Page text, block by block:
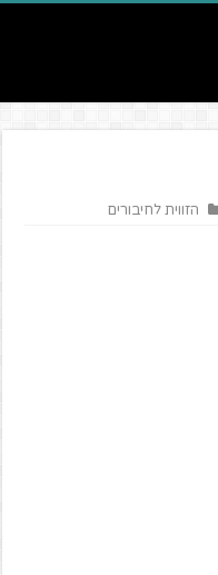
הזווית לחיבורים